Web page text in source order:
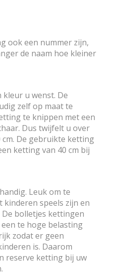
ook een nummer zijn,
de naam hoe kleiner
u wenst. De
zelf op maat te
te knippen met een
Dus twijfelt u over
De gebruikte ketting
ketting van 40 cm bij
Leuk om te
speels zijn en
bolletjes kettingen
te hoge belasting
zodat er geen
is. Daarom
reserve ketting bij uw